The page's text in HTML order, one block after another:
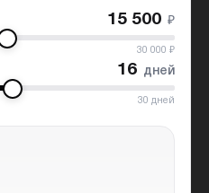
15 500 ₽
30 000 ₽
16 дней
30 дней